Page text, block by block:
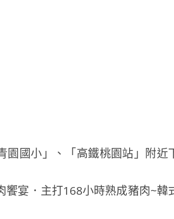
園國小」、「高鐵桃園站」附近